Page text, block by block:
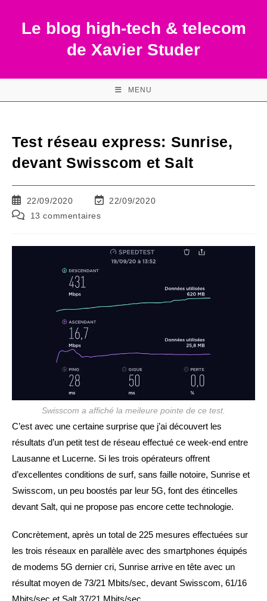
contentLe blog high-tech & telecom
de Xavier Studer
MENU
Test réseau express: Sunrise,
devant Swisscom et Salt
Publication
publiée :
22/09/2020
Dernière
publication :
22/09/2020
Commentaires
publication :
13 commentaires
Swisscom a affiché la meileure pointe de ce test.
C’est avec une certaine surprise que j’ai découvert les
résultats d’un petit test de réseau effectué ce week-end entre
Lausanne et Lucerne. Si les trois opérateurs offrent
d’excellentes conditions de surf, sans faille notoire, Sunrise et
Swisscom, un peu boostés par leur 5G, font des étincelles
devant Salt, qui ne propose pas encore cette technologie.
Concrètement, après un total de 225 mesures effectuées sur
les trois réseaux en parallèle avec des smartphones équipés
de modems 5G dernier cri, Sunrise arrive en tête avec un
résultat moyen de 73/21 Mbits/sec, devant Swisscom, 61/16
Mbits/sec et Salt 37/21 Mbits/sec.